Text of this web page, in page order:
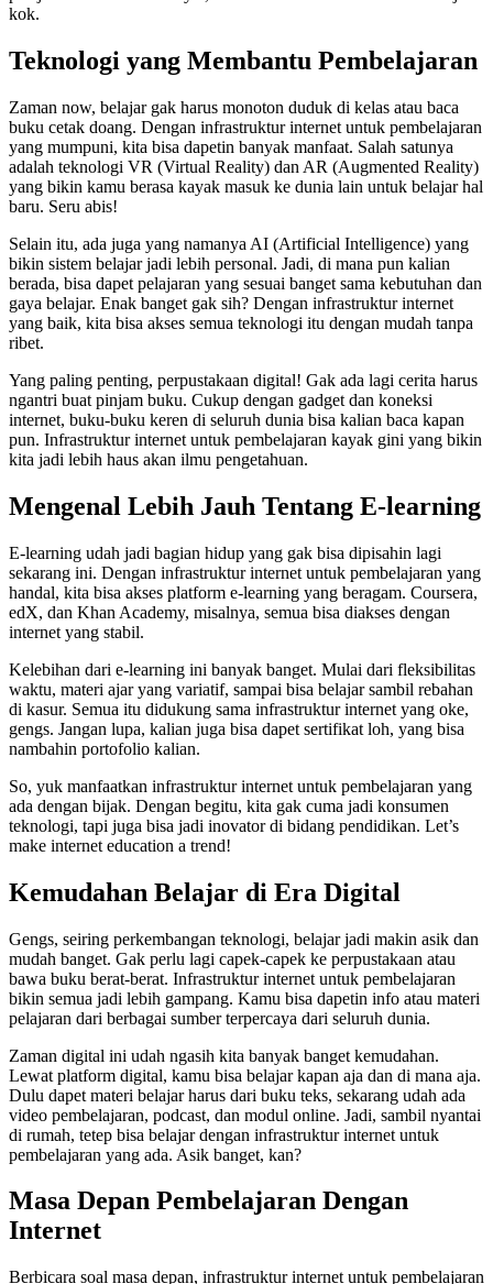
kok.
Teknologi yang Membantu Pembelajaran
Zaman now, belajar gak harus monoton duduk di kelas atau baca
buku cetak doang. Dengan infrastruktur internet untuk pembelajaran
yang mumpuni, kita bisa dapetin banyak manfaat. Salah satunya
adalah teknologi VR (Virtual Reality) dan AR (Augmented Reality)
yang bikin kamu berasa kayak masuk ke dunia lain untuk belajar hal
baru. Seru abis!
Selain itu, ada juga yang namanya AI (Artificial Intelligence) yang
bikin sistem belajar jadi lebih personal. Jadi, di mana pun kalian
berada, bisa dapet pelajaran yang sesuai banget sama kebutuhan dan
gaya belajar. Enak banget gak sih? Dengan infrastruktur internet
yang baik, kita bisa akses semua teknologi itu dengan mudah tanpa
ribet.
Yang paling penting, perpustakaan digital! Gak ada lagi cerita harus
ngantri buat pinjam buku. Cukup dengan gadget dan koneksi
internet, buku-buku keren di seluruh dunia bisa kalian baca kapan
pun. Infrastruktur internet untuk pembelajaran kayak gini yang bikin
kita jadi lebih haus akan ilmu pengetahuan.
Mengenal Lebih Jauh Tentang E-learning
E-learning udah jadi bagian hidup yang gak bisa dipisahin lagi
sekarang ini. Dengan infrastruktur internet untuk pembelajaran yang
handal, kita bisa akses platform e-learning yang beragam. Coursera,
edX, dan Khan Academy, misalnya, semua bisa diakses dengan
internet yang stabil.
Kelebihan dari e-learning ini banyak banget. Mulai dari fleksibilitas
waktu, materi ajar yang variatif, sampai bisa belajar sambil rebahan
di kasur. Semua itu didukung sama infrastruktur internet yang oke,
gengs. Jangan lupa, kalian juga bisa dapet sertifikat loh, yang bisa
nambahin portofolio kalian.
So, yuk manfaatkan infrastruktur internet untuk pembelajaran yang
ada dengan bijak. Dengan begitu, kita gak cuma jadi konsumen
teknologi, tapi juga bisa jadi inovator di bidang pendidikan. Let’s
make internet education a trend!
Kemudahan Belajar di Era Digital
Gengs, seiring perkembangan teknologi, belajar jadi makin asik dan
mudah banget. Gak perlu lagi capek-capek ke perpustakaan atau
bawa buku berat-berat. Infrastruktur internet untuk pembelajaran
bikin semua jadi lebih gampang. Kamu bisa dapetin info atau materi
pelajaran dari berbagai sumber terpercaya dari seluruh dunia.
Zaman digital ini udah ngasih kita banyak banget kemudahan.
Lewat platform digital, kamu bisa belajar kapan aja dan di mana aja.
Dulu dapet materi belajar harus dari buku teks, sekarang udah ada
video pembelajaran, podcast, dan modul online. Jadi, sambil nyantai
di rumah, tetep bisa belajar dengan infrastruktur internet untuk
pembelajaran yang ada. Asik banget, kan?
Masa Depan Pembelajaran Dengan
Internet
Berbicara soal masa depan, infrastruktur internet untuk pembelajaran